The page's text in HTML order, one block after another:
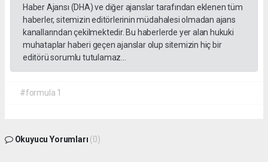
Haber Ajansı (DHA) ve diğer ajanslar tarafından eklenen tüm
haberler, sitemizin editörlerinin müdahalesi olmadan ajans
kanallarından çekilmektedir. Bu haberlerde yer alan hukuki
muhataplar haberi geçen ajanslar olup sitemizin hiç bir
editörü sorumlu tutulamaz...
#formula 1
Okuyucu Yorumları (0)